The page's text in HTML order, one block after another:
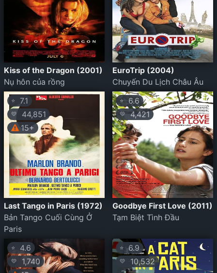
Kiss of the Dragon (2001)
Nụ hôn của rồng
EuroTrip (2004)
Chuyến Du Lịch Châu Âu
⭐ 7.1
💛
44,851
15+
Last Tango in Paris (1972)
Bản Tango Cuối Cùng Ở
Paris
⭐6.6
💛 4,421
Goodbye First Love (2011)
Tạm Biệt Tình Đầu
⭐ 4.6
💛
1,740
⭐ 6.9
💛 10,532